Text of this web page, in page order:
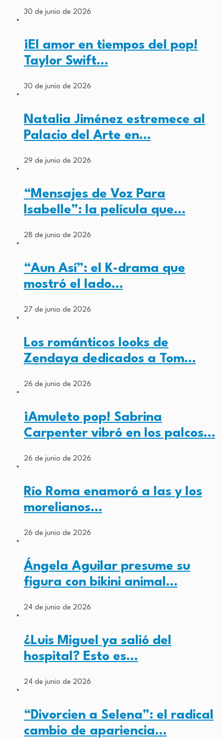
30 de junio de 2026
¡El amor en tiempos del pop!
Taylor Swift…
30 de junio de 2026
Natalia Jiménez estremece al
Palacio del Arte en…
29 de junio de 2026
“Mensajes de Voz Para
Isabelle”: la película que…
28 de junio de 2026
“Aun Así”: el K-drama que
mostró el lado…
27 de junio de 2026
Los románticos looks de
Zendaya dedicados a Tom…
26 de junio de 2026
¡Amuleto pop! Sabrina
Carpenter vibró en los palcos…
26 de junio de 2026
Río Roma enamoró a las y los
morelianos…
26 de junio de 2026
Ángela Aguilar presume su
figura con bikini animal…
24 de junio de 2026
¿Luis Miguel ya salió del
hospital? Esto es…
24 de junio de 2026
“Divorcien a Selena”: el radical
cambio de apariencia…